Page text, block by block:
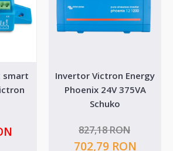
smart
Invertor Victron Energy
Phoenix 24V 375VA
Schuko
827,18 RON
702,79 RON